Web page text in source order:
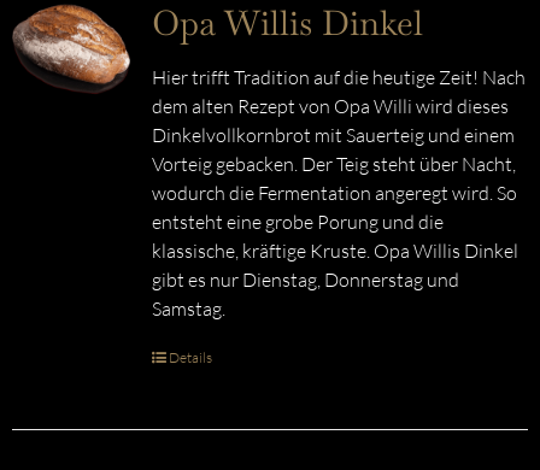
Opa Willis Dinkel
Hier trifft Tradition auf die heutige Zeit! Nach
dem alten Rezept von Opa Willi wird dieses
Dinkelvollkornbrot mit Sauerteig und einem
Vorteig gebacken. Der Teig steht über Nacht,
wodurch die Fermentation angeregt wird. So
entsteht eine grobe Porung und die
klassische, kräftige Kruste. Opa Willis Dinkel
gibt es nur Dienstag, Donnerstag und
Samstag.
Details